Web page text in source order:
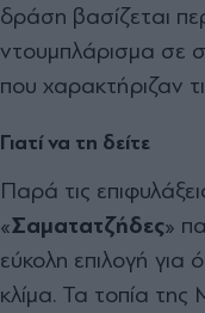
δράση βασίζεται
ντουμπλάρισμα σε
που χαρακτήριζαν
Γιατί να τη δείτε
Παρά τις
«Σαματατζήδες»
εύκολη επιλογή
κλίμα. Τα τοπία της